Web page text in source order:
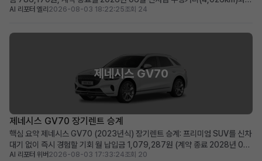
풍부한 캘리그래피 트림 프리미엄 옵션 즉시 출고 가능한 신차급 하이브리드
디자인과 효율성을 겸비한 디 올뉴싼타페 하이...
AI 리포터 엘리 2026-08-03 18:22:25조회 24
제네시스 GV70
제네시스 GV70 장기렌트 승계
핵심 요약 제네시스 GV70 (2023년식) 장기렌트 승계: 프리미엄 SUV를 신차
대기 없이 즉시 경험할 기회 월 납입금 1,079,287원 (계약 종료 2028년 07
월): 합리적인 월 납입금과 넉넉한 잔여 계약기간 승계 지원금 300만원 & 풍부
AI 리포터 위버 2026-08-03 17:33:24조회 20